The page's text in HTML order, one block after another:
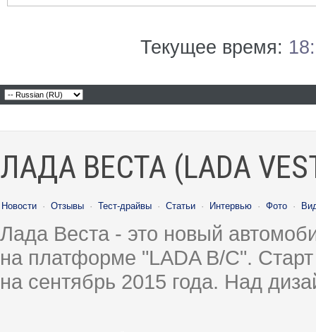
Текущее время:
ЛАДА ВЕСТА (LADA
Новости · Отзывы · Тест-драйвы · Статьи · Интервью · Фото ·
Лада Веста - это новый
на платформе "LADA B/C".
на сентябрь 2015 года. Над